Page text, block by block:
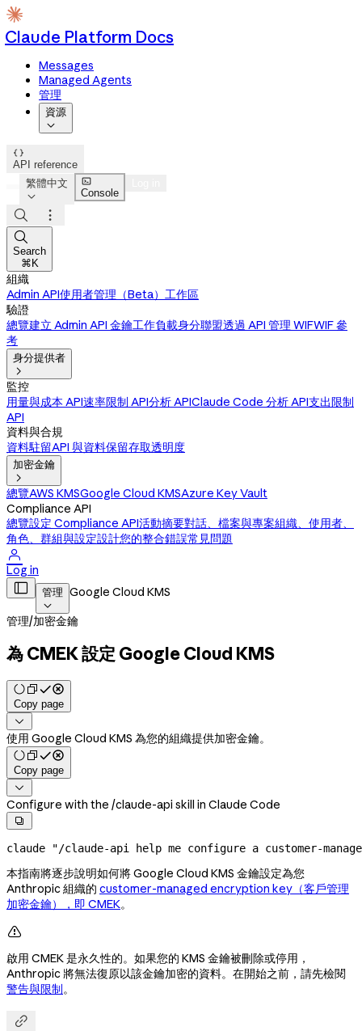
Claude Platform Docs
Messages
Managed Agents
管理
資源


API reference
繁體中文


Console



Search
⌘K
組織
Admin API使用者管理（Beta） 工作區
驗證
總覽建立 Admin API 金鑰工作負載身分聯盟透過 API 管理 WIFWIF 參
考
身分提供者

監控
用量與成本 API速率限制 API分析 APIClaude Code 分析 API支出限制
API
資料與合規
資料駐留API 與資料保留存取透明度
加密金鑰

總覽AWS KMSGoogle Cloud KMSAzure Key Vault
Compliance API
總覽設定 Compliance API活動摘要對話、檔案與專案組織、使用者、
角色、群組與設定設計您的整合錯誤常見問題

Log in
 管理

Google Cloud KMS
管理/加密金鑰
為 CMEK 設定 Google Cloud KMS
Copy page

使用 Google Cloud KMS 為您的組織提供加密金鑰。
Copy page

Configure with the /claude-api skill in Claude Code

claude "/claude-api help me configure a customer-
本指南將逐步說明如何將 Google Cloud KMS 金鑰設定為您
Anthropic 組織的 customer-managed encryption key（客戶管理
加密金鑰），即 CMEK。

啟用 CMEK 是永久性的。如果您的 KMS 金鑰被刪除或停用，
Anthropic 將無法復原以該金鑰加密的資料。在開始之前，請先檢閱
警告與限制。
